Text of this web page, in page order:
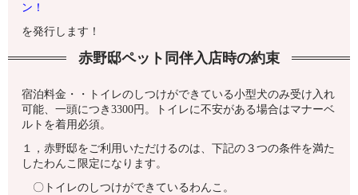
ン！
を発行します！
赤野邸ペット同伴入店時の約束
宿泊料金・・トイレのしつけができている小型犬のみ受け入れ
可能、一頭につき3300円。トイレに不安がある場合はマナーベ
ルトを着用必須。
１，赤野邸をご利用いただけるのは、下記の３つの条件を満た
したわんこ限定になります。
〇トイレのしつけができているわんこ。